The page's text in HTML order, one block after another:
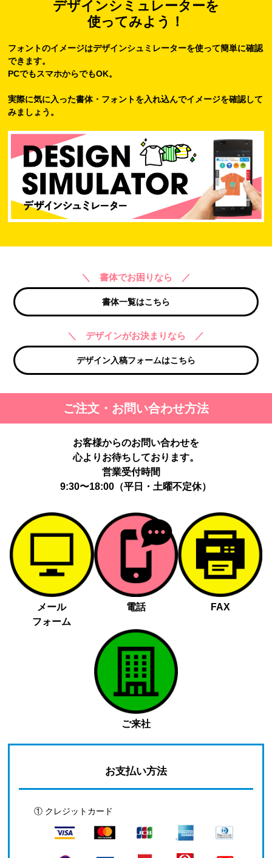
デザインシミュレーターを
使ってみよう！
フォントのイメージはデザインシュミレーターを使って簡単に確認
できます。
PCでもスマホからでもOK。
実際に気に入った書体・フォントを入れ込んでイメージを確認して
みましょう。
＼ 書体でお困りなら ／
書体一覧はこちら
＼ デザインがお決まりなら ／
デザイン入稿フォームはこちら
ご注文・お問い合わせ方法
お客様からのお問い合わせを
心よりお待ちしております。
営業受付時間
9:30〜18:00（平日・土曜不定休）
メール
フォーム
電話 FAX
ご来社
お支払い方法
① クレジットカード